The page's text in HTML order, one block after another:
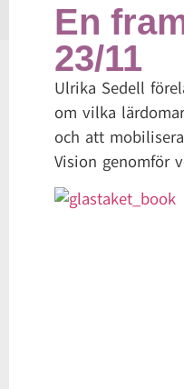
En
23/11
Ulrika Sedell
om vilka
och att
Vision genomför